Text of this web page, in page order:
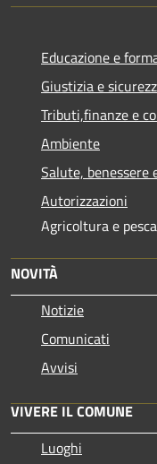
Educazione e
Giustizia e
Tributi,finanze e
Ambiente
Salute, benessere
Autorizzazioni
Agricoltura e pesca
NOVITÀ
Notizie
Comunicati
Avvisi
VIVERE IL COMUNE
Luoghi